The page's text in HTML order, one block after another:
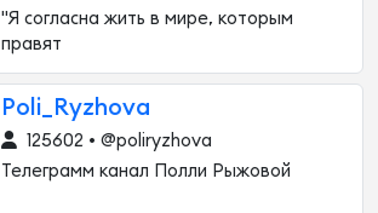
"Я согласна жить в мире, которым
правят
Poli_Ryzhova
125602 • @poliryzhova
Телеграмм канал Полли Рыжовой